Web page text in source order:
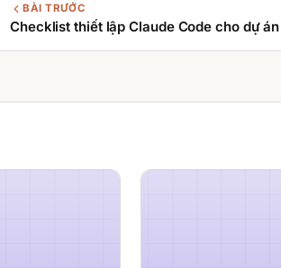
BÀI TRƯỚC
Checklist thiết lập Claude Code cho dự